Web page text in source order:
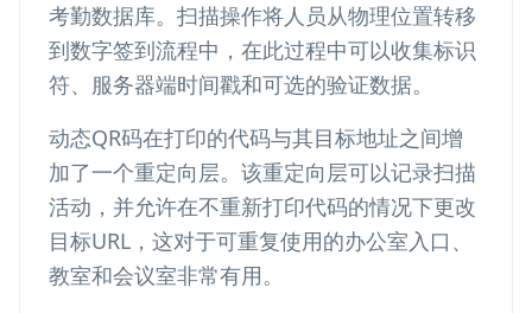
考勤数据库。扫描操作将人员从物理位置转移
到数字签到流程中，在此过程中可以收集标识
符、服务器端时间戳和可选的验证数据。
动态QR码在打印的代码与其目标地址之间增
加了一个重定向层。该重定向层可以记录扫描
活动，并允许在不重新打印代码的情况下更改
目标URL，这对于可重复使用的办公室入口、
教室和会议室非常有用。